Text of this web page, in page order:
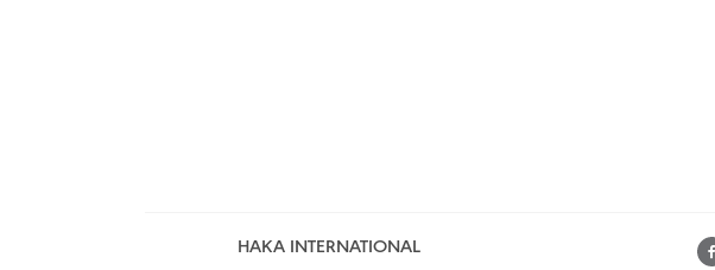
HAKA INTERNATIONAL